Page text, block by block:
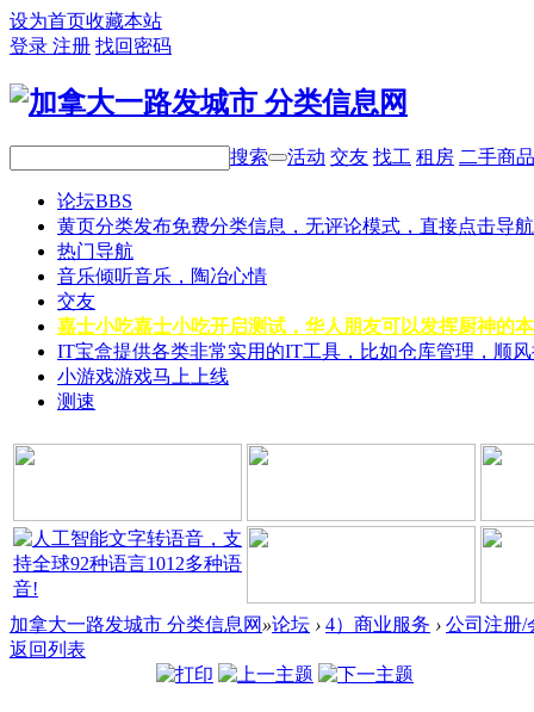
设为首页收藏本站
登录 注册 找回密码
搜索 活动 交友 找工 租房 二手商品
论坛BBS
黄页分类发布免费分类信息，无评论模式，直接点击导
热门导航
音乐倾听音乐，陶冶心情
交友
嘉士小吃嘉士小吃开启测试，华人朋友可以发挥厨神的
IT宝盒提供各类非常实用的IT工具，比如仓库管理，顺
小游戏游戏马上上线
测速
加拿大一路发城市 分类信息网 »论坛 › 4）商业服务 › 公司注册/
返回列表